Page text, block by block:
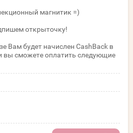
магнитик =)
открыточку!
Вам будет начислен CashBack в
вы сможете оплатить следующие